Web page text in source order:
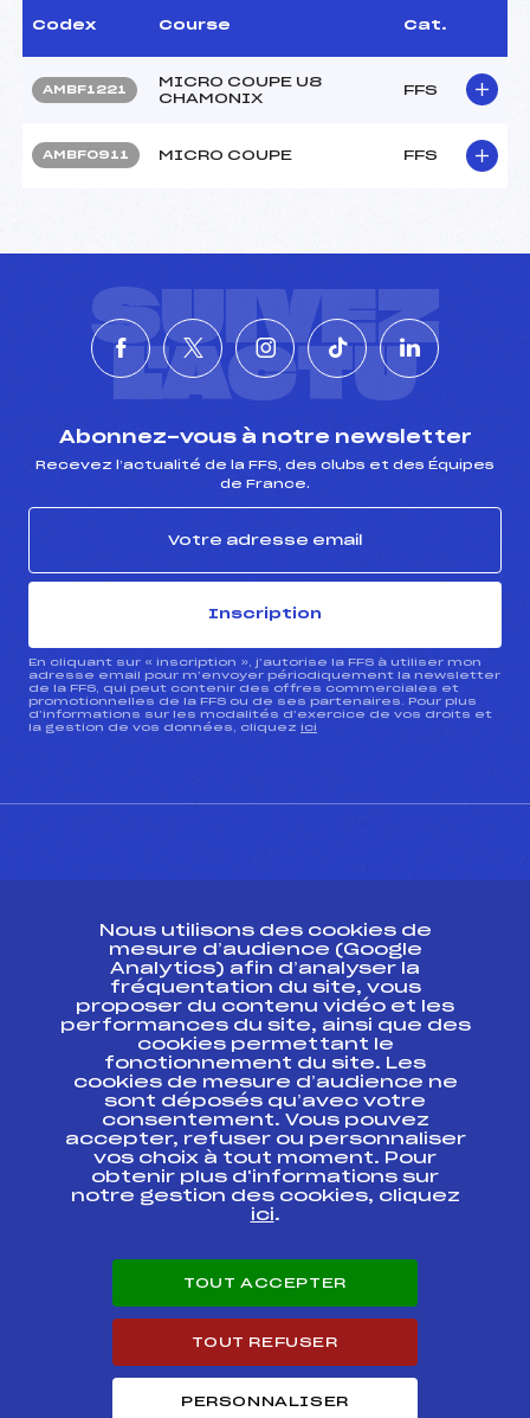
Codex Course Cat.
AMBF1221
MICRO COUPE U8
CHAMONIX
FFS
AMBF0911 MICRO COUPE FFS
SUIVEZ
L'ACTU
Abonnez-vous à notre newsletter
Recevez l’actualité de la FFS, des clubs et des Équipes
de France.
Inscription
En cliquant sur « inscription », j’autorise la FFS à utiliser mon
adresse email pour m’envoyer périodiquement la newsletter
de la FFS, qui peut contenir des offres commerciales et
promotionnelles de la FFS ou de ses partenaires. Pour plus
d’informations sur les modalités d’exercice de vos droits et
la gestion de vos données, cliquez ici
ESPACE PRESSE
Ressources
Pass’Neige
Projet sportif fédéral
Projet de performance fédéral
Antidopage
Pôle Développement, Formation, Suivi
Scientifique
Listes ministérielles
Pôle vie de l’athlète
Carrières
Nous utilisons des cookies de
mesure d’audience (Google
Analytics) afin d’analyser la
fréquentation du site, vous
proposer du contenu vidéo et les
performances du site, ainsi que des
cookies permettant le
fonctionnement du site. Les
cookies de mesure d’audience ne
sont déposés qu’avec votre
consentement. Vous pouvez
accepter, refuser ou personnaliser
vos choix à tout moment. Pour
obtenir plus d'informations sur
notre gestion des cookies, cliquez
ici.
TOUT ACCEPTER
TOUT REFUSER
PERSONNALISER